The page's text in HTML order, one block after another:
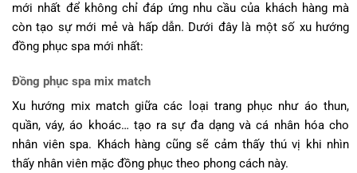
mới nhất để không chỉ đáp ứng nhu cầu của khách hàng mà
còn tạo sự mới mẻ và hấp dẫn. Dưới đây là một số xu hướng
đồng phục spa mới nhất:
Đồng phục spa mix match
Xu hướng mix match giữa các loại trang phục như áo thun,
quần, váy, áo khoác… tạo ra sự đa dạng và cá nhân hóa cho
nhân viên spa. Khách hàng cũng sẽ cảm thấy thú vị khi nhìn
thấy nhân viên mặc đồng phục theo phong cách này.